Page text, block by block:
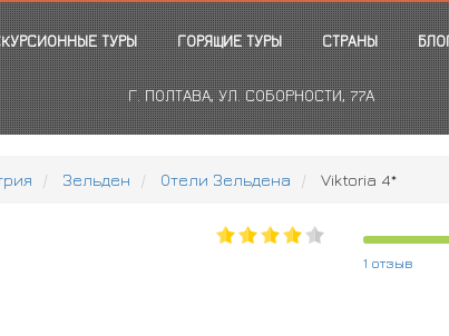
ТУРЫ ГОРЯЩИЕ ТУРЫ СТРАНЫ
Г. ПОЛТАВА, УЛ. СОБОРНОСТИ, 77А
Зельден Отели Зельдена Viktoria 4*
1 отзыв